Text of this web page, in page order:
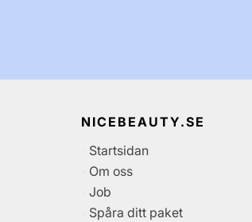
NICEBEAUTY.SE
Startsidan
Om oss
Job
Spåra ditt paket